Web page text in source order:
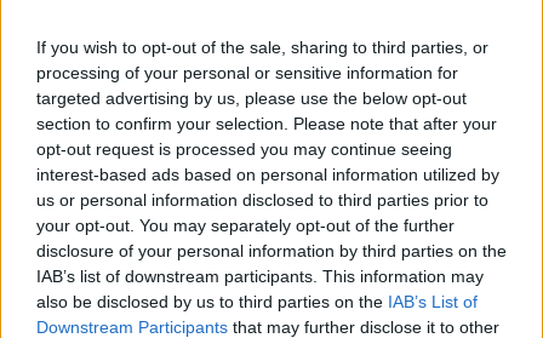
If you wish to opt-out of the sale, sharing to third parties, or
processing of your personal or sensitive information for
targeted advertising by us, please use the below opt-out
section to confirm your selection. Please note that after your
opt-out request is processed you may continue seeing
interest-based ads based on personal information utilized by
us or personal information disclosed to third parties prior to
your opt-out. You may separately opt-out of the further
disclosure of your personal information by third parties on the
IAB’s list of downstream participants. This information may
also be disclosed by us to third parties on the IAB’s List of
Downstream Participants that may further disclose it to other
infantilizmust képviseli, ami Columbusból (szerencsére)
mindig is hiányzott, míg Alex D. Linz azon kívül, hogy cuki
sehol sincs Culkin természetességéhez képest. Van
viszont ezúttal négy szuperkémünk, akiket kétségtelenül
élvezet nézni, ahogy látványosan kijátszik egy kis pondró,
de sehol sincs bennük Peschi és Stern szerethető
infantilizmusa, de legalább látható a hamvasan fiatal
Scarlett Johansson, mint a főszereplő nővére.